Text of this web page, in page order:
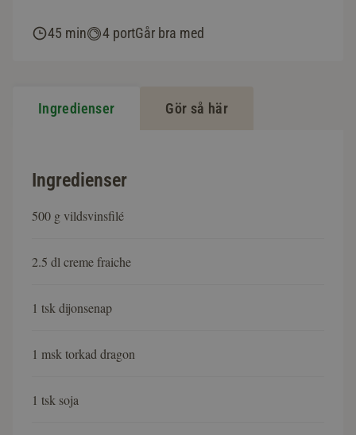
45 min 4 portGår bra med
Ingredienser Gör så här
Ingredienser
500 g vildsvinsfilé
2.5 dl creme fraiche
1 tsk dijonsenap
1 msk torkad dragon
1 tsk soja